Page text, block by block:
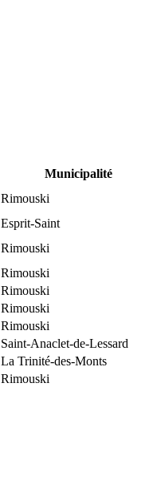
Municipalité
Rimouski
Esprit-Saint
Rimouski
Rimouski
Rimouski
Rimouski
Rimouski
Saint-Anaclet-de-Lessard
La Trinité-des-Monts
Rimouski